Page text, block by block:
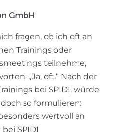
GmbH
fragen, ob ich oft an
Trainings oder
teilnehme,
„Ja, oft.“ Nach der
bei SPIDI, würde
so formulieren:
wertvoll an
SPIDI